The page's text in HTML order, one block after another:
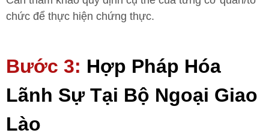
chức để thực hiện chứng thực.
Bước 3: Hợp Pháp Hóa
Lãnh Sự Tại Bộ Ngoại Giao
Lào